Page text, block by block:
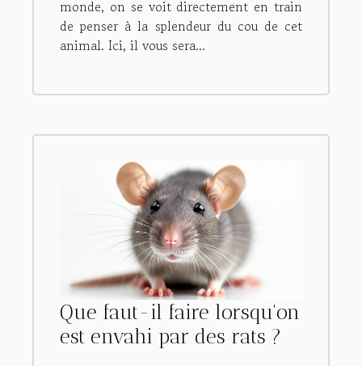
monde, on se voit directement en train
de penser à la splendeur du cou de cet
animal. Ici, il vous sera...
Que faut-il faire lorsqu'on
est envahi par des rats ?